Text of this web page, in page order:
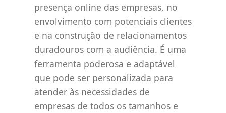
presença online das empresas, no
envolvimento com potenciais clientes
e na construção de relacionamentos
duradouros com a audiência. É uma
ferramenta poderosa e adaptável
que pode ser personalizada para
atender às necessidades de
empresas de todos os tamanhos e